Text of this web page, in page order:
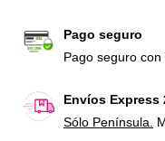
Pago seguro
Pago seguro
Envíos Express
Sólo Península.